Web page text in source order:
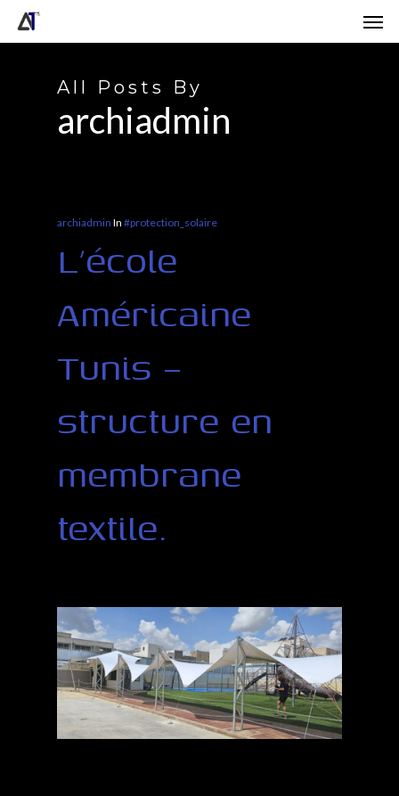
Skip
contentAll Posts By
archiadmin
archiadmin In #protection_solaire
L’école
Américaine
Tunis –
structure en
membrane
textile.